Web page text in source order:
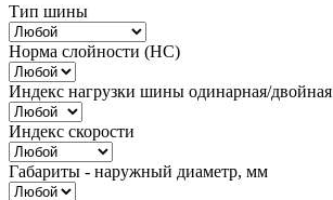
Тип шины
Норма слойности (НС)
Индекс нагрузки шины одинарная/двойная
Индекс скорости
Габариты - наружный диаметр, мм